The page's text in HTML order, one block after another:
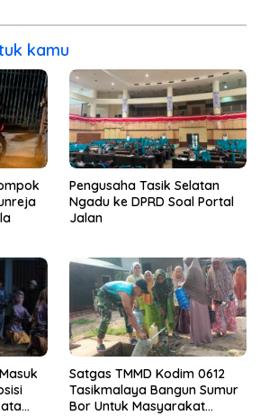
kamu
Pengusaha Tasik Selatan
Ngadu ke DPRD Soal Portal
Jalan
Satgas TMMD Kodim 0612
Tasikmalaya Bangun Sumur
Bor Untuk Masyarakat